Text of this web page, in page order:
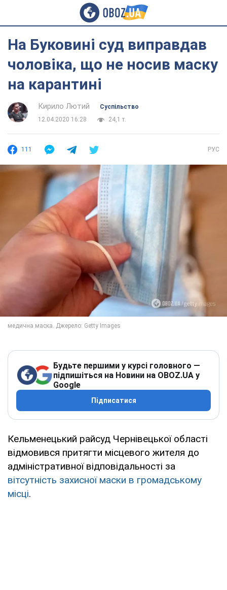
На Буковині суд виправдав
чоловіка, що не носив маску
на карантині
Кирило Лютий
Суспільство
12.04.2020 16:28
24,1 т.
111 РУС
Будьте першими у курсі головного —
підпишіться на Новини на OBOZ.UA у
Google
Підписатися
Кельменецький райсуд Чернівецької області
відмовився притягти місцевого жителя до
адміністративної відповідальності за
вітсутність захисної маски в громадському
місці.